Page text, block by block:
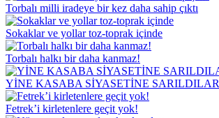
Torbalı milli iradeye bir kez daha sahip çıktı
Sokaklar ve yollar toz-toprak içinde
Torbalı halkı bir daha kanmaz!
YİNE KASABA SİYASETİNE SARILDILAR
Fetrek’i kirletenlere geçit yok!